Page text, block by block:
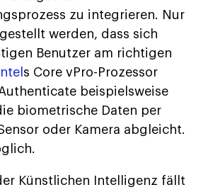
zu integrieren. Nur
werden, dass sich
Benutzer am richtigen
Intel s Core vPro-Prozessor
beispielsweise
biometrische Daten per
oder Kamera abgleicht.
Künstlichen Intelligenz fällt